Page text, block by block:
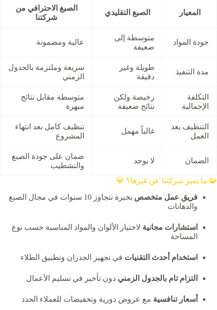
المعيار الصبغ التقليدي
الصبغ الاحترافي من
شركتنا
جودة المواد
متوسطة إلى
ضعيفة
عالية ومضمونة
مدة التنفيذ
طويلة وغير
دقيقة
سريعة وملتزمة بالجدول
الزمني
التكلفة
الإجمالية
رخيصة ولكن
نتائج ضعيفة
متوسطة مقابل نتائج
مبهرة
التنظيف بعد
العمل
غالباً مهمل
تنظيف كامل بعد انتهاء
المشروع
الضمان لا يوجد
ضمان على جودة الصبغ
والتشطيب
🧩 ما يميز شركتنا عن غيرها؟ 💎
فريق عمل متخصص
بخبرة تتجاوز 10 سنوات في مجال الصبغ
والدهانات
استشارات مجانية لاختيار الألوان والمواد المناسبة حسب نوع
المساحة
استخدام أحدث التقنيات في تجهيز الجدران وتطبيق الطلاء
التزام تام بالجدول الزمني دون تأخير في تسليم الأعمال
أسعار تنافسية مع عروض دورية وتخفيضات للعملاء الجدد